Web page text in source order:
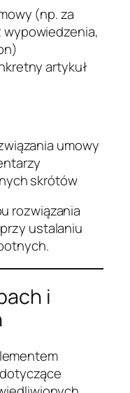
(np. za
artykuł
umowy
skrótów
rozwiązania
ustalaniu
i